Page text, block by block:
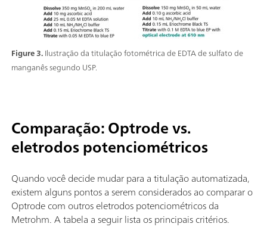
Figure 3.Ilustração da titulação fotométrica de EDTA de sulfato de
manganês segundo USP.
Comparação: Optrode vs.
eletrodos potenciométricos
Quando você decide mudar para a titulação automatizada,
existem alguns pontos a serem considerados ao comparar o
Optrode com outros eletrodos potenciométricos da
Metrohm. A tabela a seguir lista os principais critérios.